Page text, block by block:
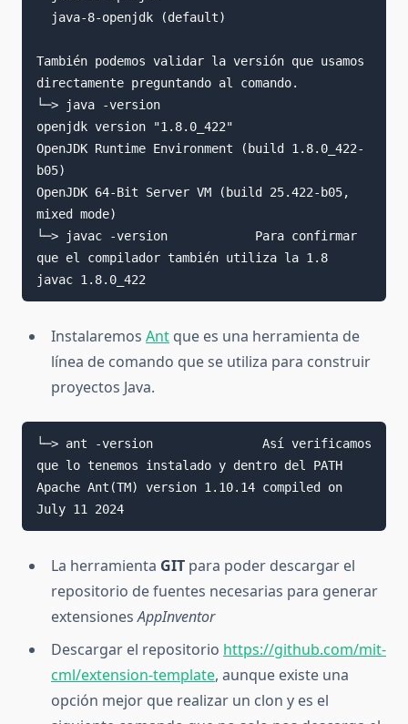
También podemos validar la versión que usamos
directamente preguntando al comando.
└─> java -version
openjdk version "1.8.0_422"
OpenJDK Runtime Environment (build 1.8.0_422-
b05)
OpenJDK 64-Bit Server VM (build 25.422-b05,
mixed mode)
└─> javac -version            Para confirmar
que el compilador también utiliza la 1.8
javac 1.8.0_422
Instalaremos Ant que es una herramienta de
línea de comando que se utiliza para construir
proyectos Java.
└─> ant -version               Así verificamos
que lo tenemos instalado y dentro del PATH
Apache Ant(TM) version 1.10.14 compiled on
July 11 2024
La herramienta GIT para poder descargar el
repositorio de fuentes necesarias para generar
extensionesAppInventor
Descargar el repositorio https://github.com/mit-
cml/extension-template, aunque existe una
opción mejor que realizar un clon y es el